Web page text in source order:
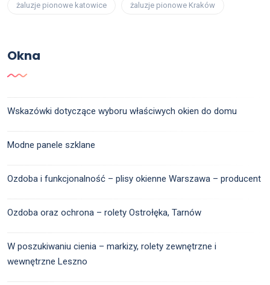
żaluzje pionowe katowice żaluzje pionowe Kraków
Okna
Wskazówki dotyczące wyboru właściwych okien do domu
Modne panele szklane
Ozdoba i funkcjonalność – plisy okienne Warszawa – producent
Ozdoba oraz ochrona – rolety Ostrołęka, Tarnów
W poszukiwaniu cienia – markizy, rolety zewnętrzne i
wewnętrzne Leszno